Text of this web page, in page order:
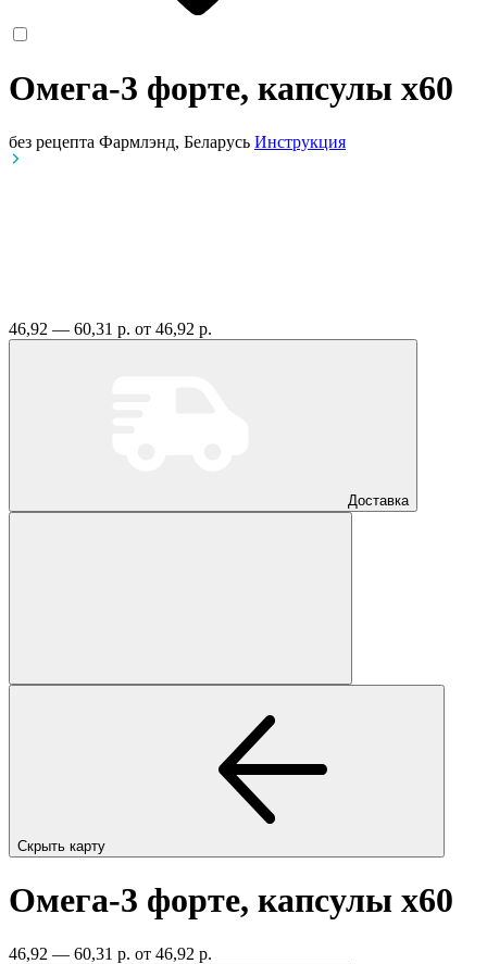
Омега-3 форте, капсулы x60
без рецепта Фармлэнд, Беларусь Инструкция
46,92 — 60,31 р. от 46,92 р.
Доставка
Скрыть карту
Омега-3 форте, капсулы x60
46,92 — 60,31 р. от 46,92 р.